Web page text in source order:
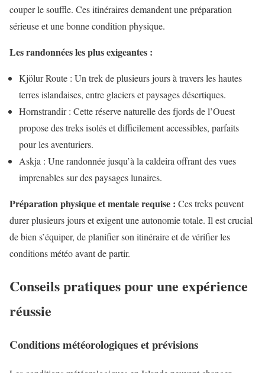
couper le souffle. Ces itinéraires demandent une préparation
sérieuse et une bonne condition physique.
Les randonnées les plus exigeantes :
Kjölur Route : Un trek de plusieurs jours à travers les hautes
terres islandaises, entre glaciers et paysages désertiques.
Hornstrandir : Cette réserve naturelle des fjords de l’Ouest
propose des treks isolés et difficilement accessibles, parfaits
pour les aventuriers.
Askja : Une randonnée jusqu’à la caldeira offrant des vues
imprenables sur des paysages lunaires.
Préparation physique et mentale requise : Ces treks peuvent
durer plusieurs jours et exigent une autonomie totale. Il est crucial
de bien s’équiper, de planifier son itinéraire et de vérifier les
conditions météo avant de partir.
Conseils pratiques pour une expérience
réussie
Conditions météorologiques et prévisions